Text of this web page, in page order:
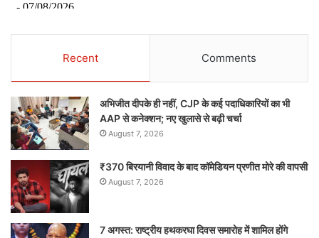
Recent Comments
अभिजीत दीपके ही नहीं, CJP के कई पदाधिकारियों का भी
AAP से कनेक्शन; नए खुलासे से बढ़ी चर्चा
August 7, 2026
₹370 बिरयानी विवाद के बाद कॉमेडियन प्रणीत मोरे की वापसी
August 7, 2026
7 अगस्त: राष्ट्रीय हथकरघा दिवस समारोह में शामिल होंगे